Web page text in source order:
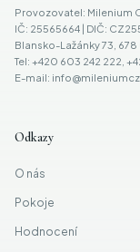
Provozovatel: Milenium
IČ: 25565664 | DIČ:
Blansko-Lažánky 73,
Tel: +420 603 242 222,
E-mail:
Odkazy
O nás
Pokoje
Hodnocení